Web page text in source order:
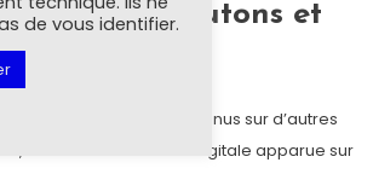
générale, boutons et
des éléments déjà connus sur d’autres
comme la couronne digitale apparue sur
de vous identifier.